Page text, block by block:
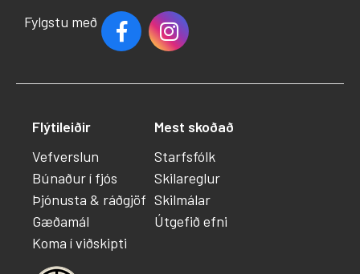
Fylgstu með
Flýtileiðir
Vefverslun
Búnaður í fjós
Þjónusta & ráðgjöf
Gæðamál
Koma í viðskipti
Mest skoðað
Starfsfólk
Skilareglur
Skilmálar
Útgefið efni